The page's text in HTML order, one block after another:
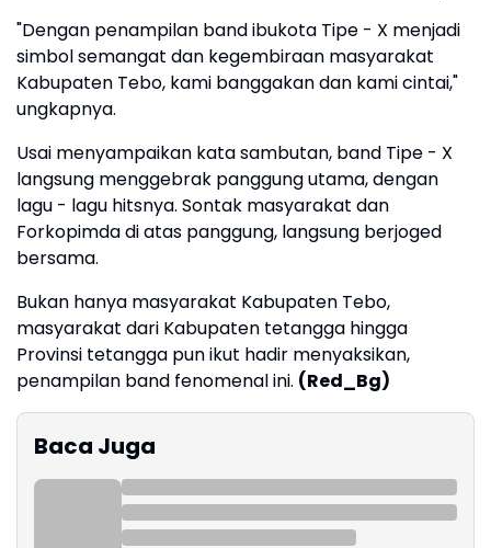
"Dengan penampilan band ibukota Tipe - X menjadi
simbol semangat dan kegembiraan masyarakat
Kabupaten Tebo, kami banggakan dan kami cintai,"
ungkapnya.
Usai menyampaikan kata sambutan, band Tipe - X
langsung menggebrak panggung utama, dengan
lagu - lagu hitsnya. Sontak masyarakat dan
Forkopimda di atas panggung, langsung berjoged
bersama.
Bukan hanya masyarakat Kabupaten Tebo,
masyarakat dari Kabupaten tetangga hingga
Provinsi tetangga pun ikut hadir menyaksikan,
penampilan band fenomenal ini. (Red_Bg)
Baca Juga